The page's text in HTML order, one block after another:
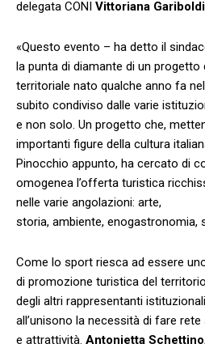
delegata CONI Vittoriana
«Questo evento – ha detto il
la punta di diamante di un progetto
territoriale nato qualche anno fa
subito condiviso dalle varie
e non solo. Un progetto che,
importanti figure della cultura
Pinocchio appunto, ha cercato di
omogenea l’offerta turistica
nelle varie angolazioni: arte,
storia, ambiente, enogastronomia,
Come lo sport riesca ad essere
di promozione turistica del
degli altri rappresentanti
all’unisono la necessità di fare
e attrattività. Antonietta Schettino